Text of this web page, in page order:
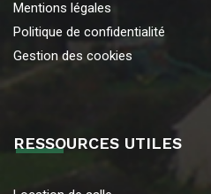
Mentions légales
Politique de confidentialité
Gestion des cookies
RESSOURCES UTILES